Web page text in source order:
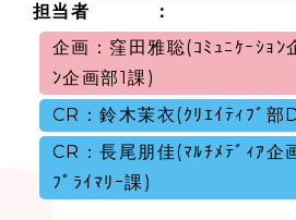
担当者
企画：窪田雅聡(ｺﾐｭﾆｹｰｼｮﾝ
ﾝ企画部1課)
CR：鈴木茉衣(ｸﾘｴｲﾃｨﾌﾞ部
CR：長尾朋佳(ﾏﾙﾁﾒﾃﾞｨｱ企
ﾌﾟﾗｲﾏﾘｰ課)